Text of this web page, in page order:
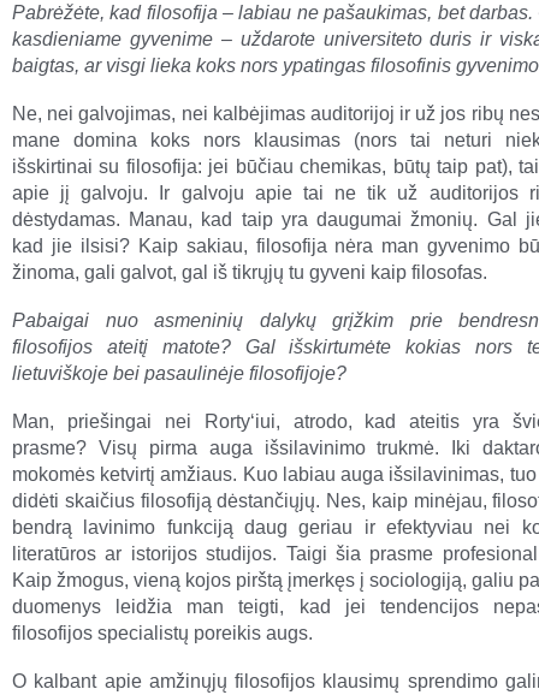
Pabrėžėte, kad filosofija–labiau ne pašaukimas, bet darbas.
kasdieniame gyvenime – uždarote universiteto duris ir
baigtas, ar visgi lieka koks nors ypatingas filosofinis
Ne, nei galvojimas, nei kalbėjimas auditorijoj ir už jos ribų
mane domina koks nors klausimas (nors tai neturi
išskirtinai su filosofija: jei būčiau chemikas, būtų taip pat),
apie jį galvoju. Ir galvoju apie tai ne tik už auditorijos
dėstydamas. Manau, kad taip yra daugumai žmonių. Gal
kad jie ilsisi? Kaip sakiau, filosofija nėra man gyvenimo
žinoma, gali galvot, gal iš tikrųjų tu gyveni kaip filosofas.
Pabaigai nuo asmeninių dalykų grįžkim prie
filosofijos ateitį matote? Gal išskirtumėte kokias nors
lietuviškoje bei pasaulinėje filosofijoje?
Man, priešingai nei Rorty‘iui, atrodo, kad ateitis yra
prasme? Visų pirma auga išsilavinimo trukmė. Iki
mokomės ketvirtį amžiaus. Kuo labiau auga išsilavinimas,
didėti skaičius filosofiją dėstančiųjų. Nes, kaip minėjau,
bendrą lavinimo funkciją daug geriau ir efektyviau nei
literatūros ar istorijos studijos. Taigi šia prasme
Kaip žmogus, vieną kojos pirštą įmerkęs į sociologiją, galiu
duomenys leidžia man teigti, kad jei tendencijos
filosofijos specialistų poreikis augs.
O kalbant apie amžinųjų filosofijos klausimų sprendimo